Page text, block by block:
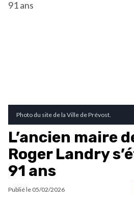
Photo du site de la Ville de Prévost.
L’ancien maire
Roger Landry
91 ans
Publié le 05/02/2026